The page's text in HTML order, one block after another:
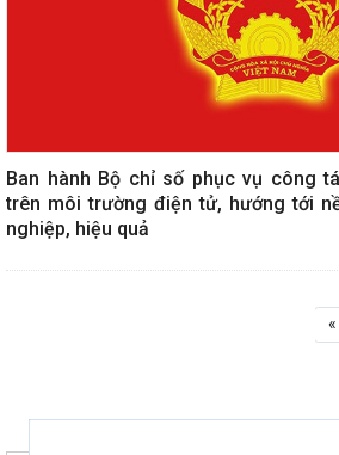
Ban hành Bộ chỉ số phục vụ công
trên môi trường điện tử, hướng tới
nghiệp, hiệu quả
«